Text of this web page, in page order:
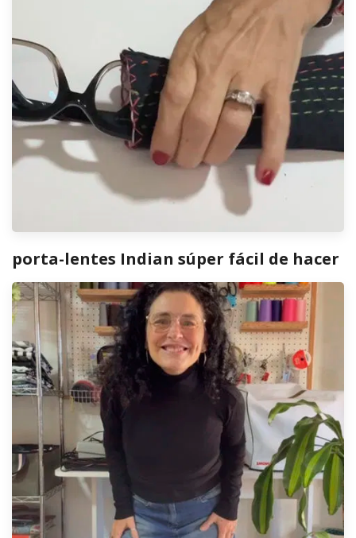
porta-lentes Indian súper fácil de hacer